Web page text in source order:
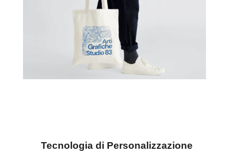
Tecnologia di Personalizzazione